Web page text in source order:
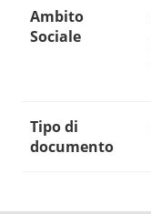
Ambito
Sociale
Tipo di
documento